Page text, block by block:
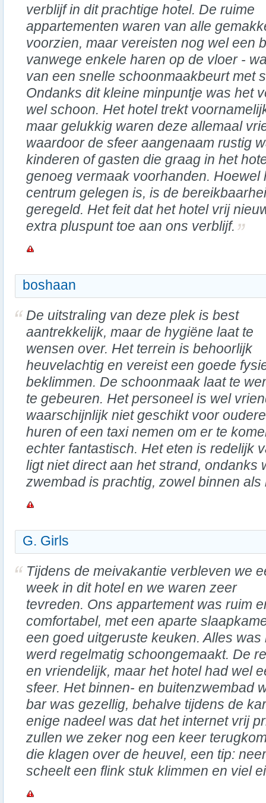
verblijf in dit prachtige hotel. De ruime
appartementen waren van alle
voorzien, maar vereisten nog wel een
vanwege enkele haren op de vloer -
van een snelle schoonmaakbeurt met
Ondanks dit kleine minpuntje was het
wel schoon. Het hotel trekt
maar gelukkig waren deze allemaal
waardoor de sfeer aangenaam rustig
kinderen of gasten die graag in het
genoeg vermaak voorhanden. Hoewel
centrum gelegen is, is de
geregeld. Het feit dat het hotel vrij
extra pluspunt toe aan ons verblijf.
boshaan
De uitstraling van deze plek is best
aantrekkelijk, maar de hygiëne laat te
wensen over. Het terrein is behoorlijk
heuvelachtig en vereist een goede
beklimmen. De schoonmaak laat te
te gebeuren. Het personeel is wel
waarschijnlijk niet geschikt voor
huren of een taxi nemen om er te
echter fantastisch. Het eten is redelijk
ligt niet direct aan het strand, ondanks
zwembad is prachtig, zowel binnen als
G. Girls
Tijdens de meivakantie verbleven we
week in dit hotel en we waren zeer
tevreden. Ons appartement was ruim
comfortabel, met een aparte
een goed uitgeruste keuken. Alles
werd regelmatig schoongemaakt. De
en vriendelijk, maar het hotel had wel
sfeer. Het binnen- en buitenzwembad
bar was gezellig, behalve tijdens de
enige nadeel was dat het internet vrij
zullen we zeker nog een keer
die klagen over de heuvel, een tip:
scheelt een flink stuk klimmen en viel